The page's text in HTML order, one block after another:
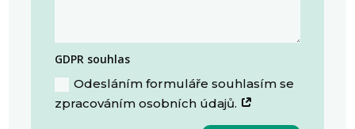
GDPR souhlas
Odesláním formuláře souhlasím se
zpracováním osobních údajů.